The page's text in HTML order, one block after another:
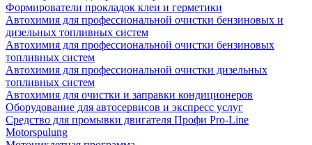
Формирователи прокладок клеи и герметики
Автохимия для профессиональной очистки бензиновых и
дизельных топливных систем
Автохимия для профессиональной очистки бензиновых
топливных систем
Автохимия для профессиональной очистки дизельных
топливных систем
Автохимия для очистки и заправки кондиционеров
Оборудование для автосервисов и экспресс услуг
Средство для промывки двигателя Профи Pro-Line
Motorspulung